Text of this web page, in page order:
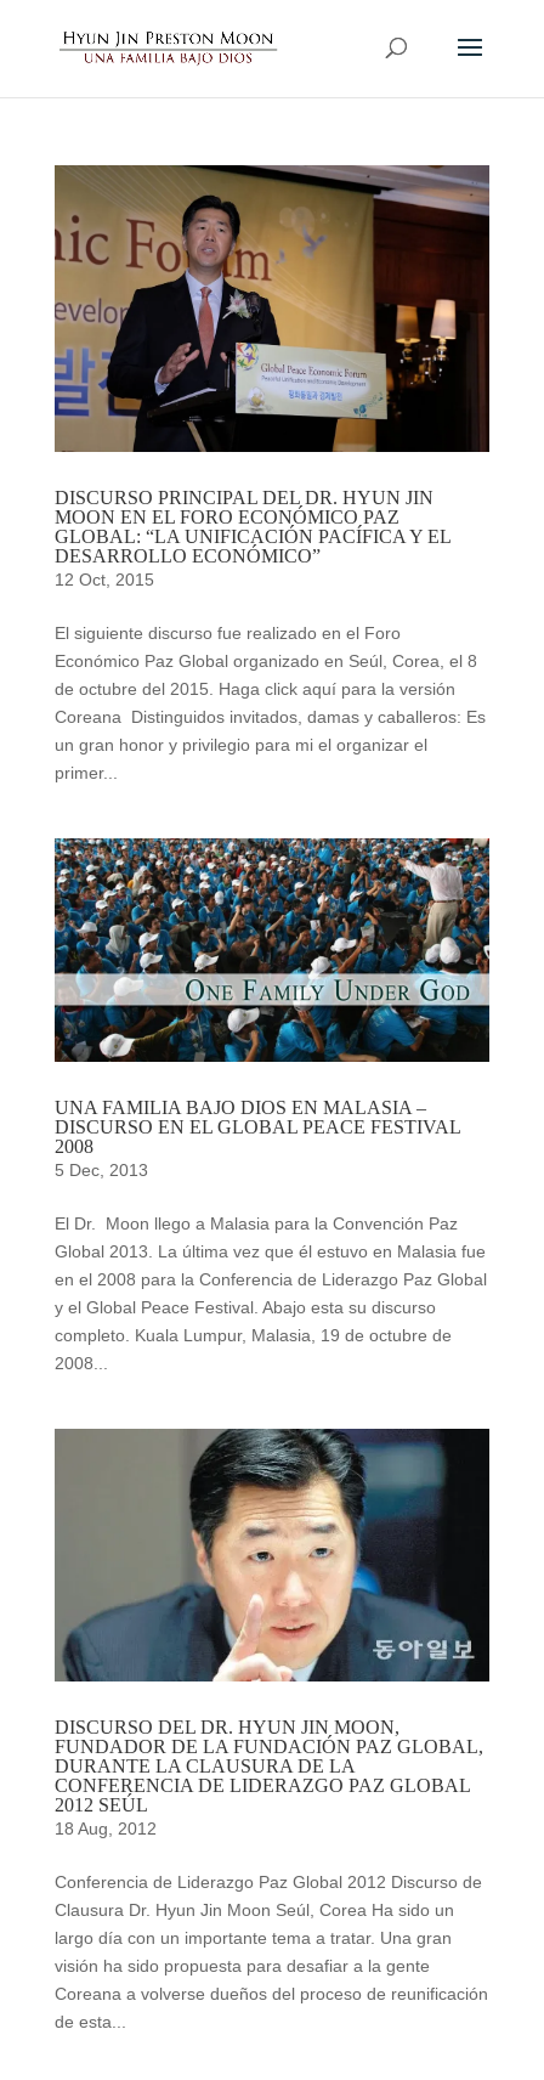
DISCURSO PRINCIPAL DEL DR. HYUN JIN
MOON EN EL FORO ECONÓMICO PAZ
GLOBAL: “LA UNIFICACIÓN PACÍFICA Y EL
DESARROLLO ECONÓMICO”
12 Oct, 2015
El siguiente discurso fue realizado en el Foro
Económico Paz Global organizado en Seúl, Corea, el 8
de octubre del 2015. Haga click aquí para la versión
Coreana Distinguidos invitados, damas y caballeros: Es
un gran honor y privilegio para mi el organizar el
primer...
UNA FAMILIA BAJO DIOS EN MALASIA –
DISCURSO EN EL GLOBAL PEACE FESTIVAL
2008
5 Dec, 2013
El Dr. Moon llego a Malasia para la Convención Paz
Global 2013. La última vez que él estuvo en Malasia fue
en el 2008 para la Conferencia de Liderazgo Paz Global
y el Global Peace Festival. Abajo esta su discurso
completo. Kuala Lumpur, Malasia, 19 de octubre de
2008...
DISCURSO DEL DR. HYUN JIN MOON,
FUNDADOR DE LA FUNDACIÓN PAZ GLOBAL,
DURANTE LA CLAUSURA DE LA
CONFERENCIA DE LIDERAZGO PAZ GLOBAL
2012 SEÚL
18 Aug, 2012
Conferencia de Liderazgo Paz Global 2012 Discurso de
Clausura Dr. Hyun Jin Moon Seúl, Corea Ha sido un
largo día con un importante tema a tratar. Una gran
visión ha sido propuesta para desafiar a la gente
Coreana a volverse dueños del proceso de reunificación
de esta...